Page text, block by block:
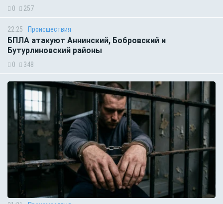
0 257
22:25 Происшествия
БПЛА атакуют Аннинский, Бобровский и
Бутурлиновский районы
0 348